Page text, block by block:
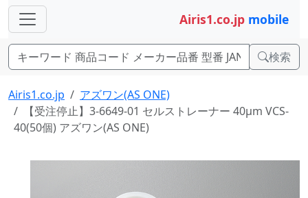
Airis1.co.jp mobile
検索
Airis1.co.jp
アズワン(AS ONE)
【受注停止】3-6649-01 セルストレーナー 40μm VCS-
40(50個) アズワン(AS ONE)